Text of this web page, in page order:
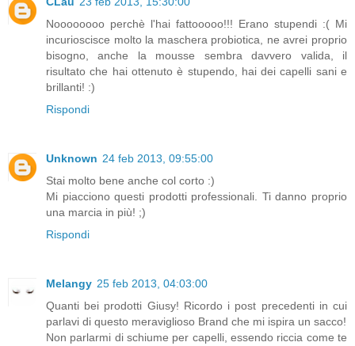
Noooooooo perchè l'hai fattooooo!!! Erano stupendi :( Mi
incurioscisce molto la maschera probiotica, ne avrei proprio
bisogno, anche la mousse sembra davvero valida, il
risultato che hai ottenuto è stupendo, hai dei capelli sani e
brillanti! :)
Rispondi
Unknown 24 feb 2013, 09:55:00
Stai molto bene anche col corto :)
Mi piacciono questi prodotti professionali. Ti danno proprio
una marcia in più! ;)
Rispondi
Melangy 25 feb 2013, 04:03:00
Quanti bei prodotti Giusy! Ricordo i post precedenti in cui
parlavi di questo meraviglioso Brand che mi ispira un sacco!
Non parlarmi di schiume per capelli, essendo riccia come te